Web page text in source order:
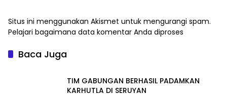
Situs ini menggunakan Akismet untuk mengurangi spam.
Pelajari bagaimana data komentar Anda diproses
Baca Juga
TIM GABUNGAN BERHASIL PADAMKAN
KARHUTLA DI SERUYAN